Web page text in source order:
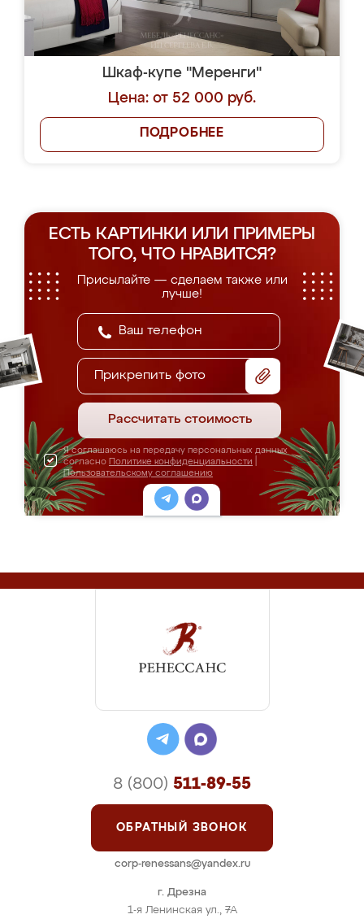
Шкаф-купе "Меренги"
Цена: от 52 000 руб.
ПОДРОБНЕЕ
ЕСТЬ КАРТИНКИ ИЛИ ПРИМЕРЫ
ТОГО, ЧТО НРАВИТСЯ?
Присылайте — сделаем также или
лучше!
Прикрепить фото
Рассчитать стоимость
Я соглашаюсь на передачу персональных данных
согласно Политике конфиденциальности
Пользовательскому соглашению
г. Дрезна
1-я Ленинская ул., 7А
8 (800) 511-89-55
ОБРАТНЫЙ ЗВОНОК
corp-renessans@yandex.ru